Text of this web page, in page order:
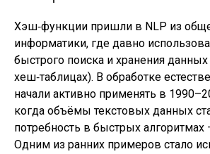
Хэш‑функции пришли в NLP из
информатики, где давно
быстрого поиска и хранения
хеш‑таблицах). В обработке
начали активно применять в
когда объёмы текстовых данных
потребность в быстрых алгоритмах
Одним из ранних примеров стало